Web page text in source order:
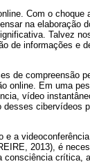
Com o
na elaboração
Talvez
de informações e
de compreensão
online. Em uma
vídeo
cibervídeos
e a
2013), é
consciência crítica,